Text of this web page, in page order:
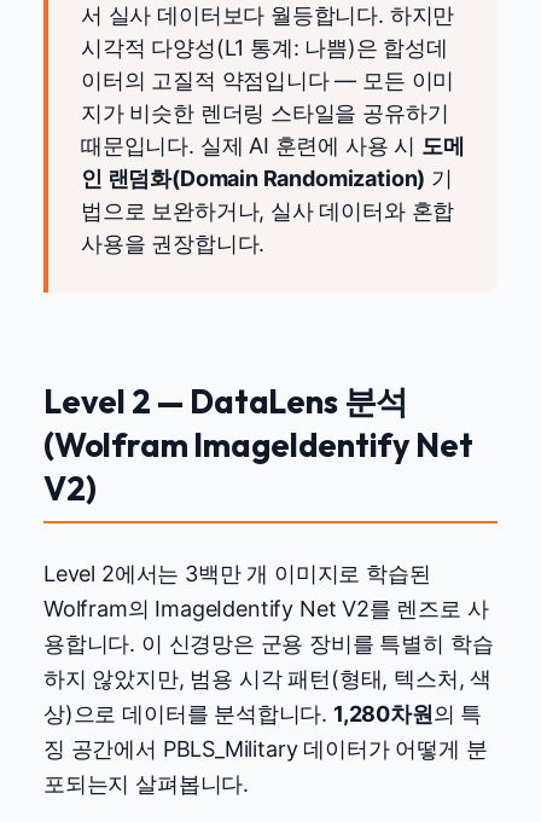
서 실사 데이터보다 월등합니다. 하지만
시각적 다양성(L1 통계: 나쁨)은 합성데
이터의 고질적 약점입니다 — 모든 이미
지가 비슷한 렌더링 스타일을 공유하기
때문입니다. 실제 AI 훈련에 사용 시 도메
인 랜덤화(Domain Randomization) 기
법으로 보완하거나, 실사 데이터와 혼합
사용을 권장합니다.
Level 2 — DataLens 분석
(Wolfram ImageIdentify Net
V2)
Level 2에서는 3백만 개 이미지로 학습된
Wolfram의 ImageIdentify Net V2를 렌즈로 사
용합니다. 이 신경망은 군용 장비를 특별히 학습
하지 않았지만, 범용 시각 패턴(형태, 텍스처, 색
상)으로 데이터를 분석합니다. 1,280차원의 특
징 공간에서 PBLS_Military 데이터가 어떻게 분
포되는지 살펴봅니다.